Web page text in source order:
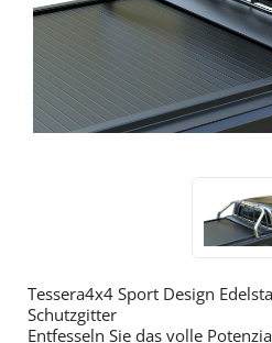
Tessera4x4 Sport Design
Schutzgitter
Entfesseln Sie das volle